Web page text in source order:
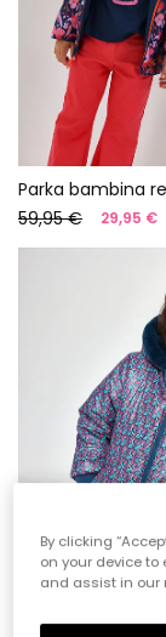
59,95 €
29,95 €
By clicking
on your device
and assist in our